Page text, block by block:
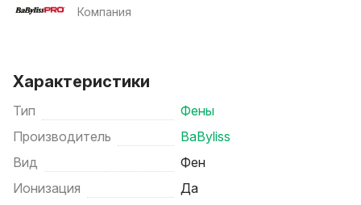
Компания
Характеристики
Тип
Фены
Производитель
BaByliss
Вид
Фен
Ионизация
Да